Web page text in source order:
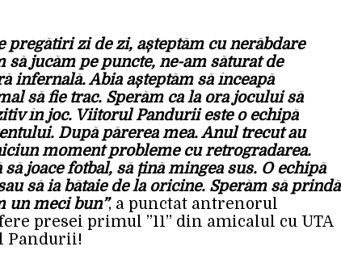
pregătiri zi de zi, așteptăm cu nerăbdare
jucăm pe puncte, ne-am săturat de
infernală. Abia așteptăm să înceapă
să fie trac. Sperăm ca la ora jocului să
în joc. Viitorul Pandurii este o echipă
După părerea mea. Anul trecut au
moment probleme cu retrogradarea.
joace fotbal, să țină mingea sus. O echipă
să ia bătaie de la oricine. Sperăm să prindă
un meci bun”, a punctat antrenorul
presei primul ”11” din amicalul cu UTA
Pandurii!